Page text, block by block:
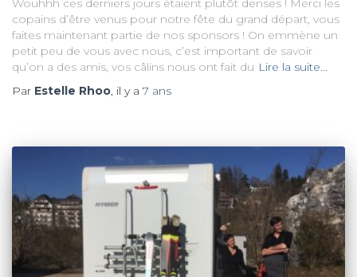
Wouhhh ces derniers jours étaient plutôt denses ! Merci les
copains d’être venus pour notre fête du grand départ, vous
faites maintenant partie de nos sponsors ! On emmène un
petit peu de vous avec nous, c’est important de savoir
qu’on a des amis, vos câlins nous ont fait du Lire la suite…
Par Estelle Rhoo, il y a 7 ans